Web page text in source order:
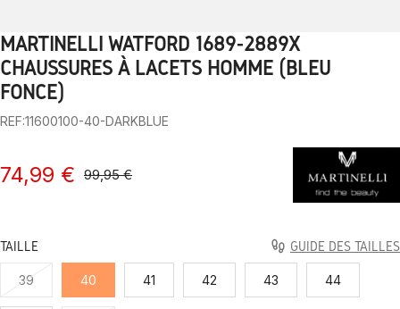
1 3 4 5 6 7 8
MARTINELLI WATFORD 1689-2889X
CHAUSSURES À LACETS HOMME (BLEU
FONCÉ)
REF:11600100-40-DARKBLUE
74,99 € 99,95 €
TAILLE GUIDE DES TAILLES
39 40 41 42 43 44